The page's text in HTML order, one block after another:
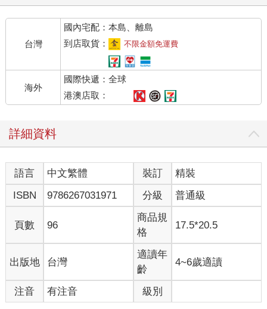
台灣
國內宅配：本島、離島
到店取貨：
不限金額免運費
海外
國際快遞：全球
港澳店取：
詳細資料
語言 中文繁體 裝訂
精裝
ISBN
9786267031971 分級 普通級
頁數 96
商品規
格
17.5*20.5
出版地 台灣
適讀年
齡
4~6歲適讀
注音 有注音 級別